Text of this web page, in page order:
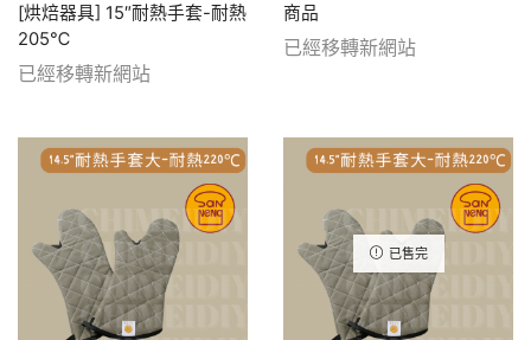
[烘焙器具] 15″耐熱手套-耐熱
205℃
已經移轉新網站
商品
已經移轉新網站
已售完